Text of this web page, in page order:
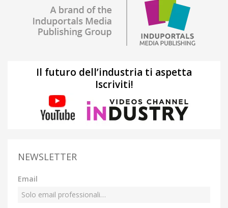
Il futuro dell’industria ti aspetta
Iscriviti!
NEWSLETTER
Email